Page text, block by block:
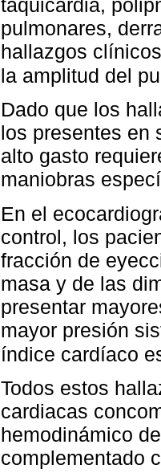
taquicardia,
pulmonares,
hallazgos
la amplitud del
Dado que los
los presentes en
alto gasto
maniobras
En el
control, los
fracción de
masa y de las
presentar
mayor presión
índice cardíaco
Todos estos
cardiacas
hemodinámico
complementado